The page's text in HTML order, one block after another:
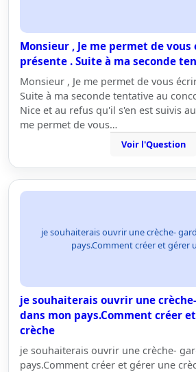
Monsieur , Je me permet de
présente . Suite à ma seconde
Monsieur , Je me permet de vous
Suite à ma seconde tentative au
Nice et au refus qu'il s'en est suivis
me permet de vous…
Voir l'Question
je souhaiterais ouvrir une crèche-
pays.Comment créer et gérer
je souhaiterais ouvrir une
dans mon pays.Comment créer
crèche
je souhaiterais ouvrir une crèche-
pays.Comment créer et gérer une